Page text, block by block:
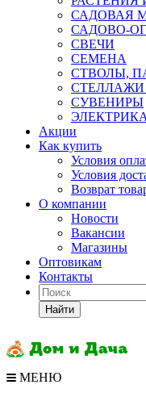
САДОВАЯ
САДОВО-
СВЕЧИ
СЕМЕНА
СТВОЛЫ,
СТЕЛЛАЖИ
СУВЕНИРЫ
ЭЛЕКТРИКА
Акции
Как купить
Условия
Условия
Возврат
О компании
Новости
Вакансии
Магазины
Оптовикам
Контакты
Найти
МЕНЮ